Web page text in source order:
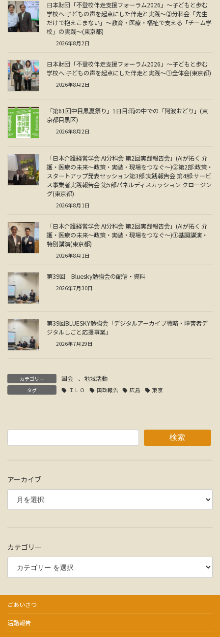
日本財団「不登校伴走支援フォーラム2026」～子どもと歩む
学校へ:子どもの声を起点にした伴走と実践～②分科会「先生
だけで抱えこまない」～教育・医療・福祉で支える「チーム学
校」の実践～(東京都)
2026年8月2日
日本財団「不登校伴走支援フォーラム2026」～子どもと歩む
学校へ:子どもの声を起点にした伴走と実践～①全体会(東京都)
2026年8月2日
「第61回中目黒夏祭り」1日目:雨の中での「阿波おどり」(東
京都目黒区)
2026年8月2日
「日本介護経営学会 AI分科会 第2回実践報告会」(AIが拓く 介
護・医療の未来～政策・実装・現場をつなぐ～)②第2部:政策・
スタートアップ発表セッション第3部:実践報告会 第4部:サービ
ス事業者実践報告会 第5部パネルディスカッション クロージン
グ(東京都)
2026年8月1日
「日本介護経営学会 AI分科会 第2回実践報告会」(AIが拓く 介
護・医療の未来～政策・実装・現場をつなぐ～)①基調講演・
特別講演(東京都)
2026年8月1日
第39回 Bluesky勉強会の配信・資料
2026年7月30日
第39回BLUESKY勉強会「デジタルアーカイブ戦略・障害者デ
ジタルしごと応援事業」
2026年7月29日
カテゴリー 国会 、 地域活動
タグ ＩＬＯ 国政報告 広島 東京
検索
アーカイブ
カテゴリー
ごあいさつ
活動報告